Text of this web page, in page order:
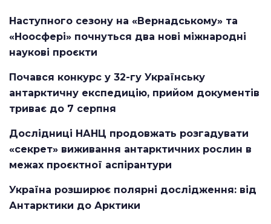
Наступного сезону на «Вернадському» та
«Ноосфері» почнуться два нові міжнародні
наукові проєкти
Почався конкурс у 32-гу Українську
антарктичну експедицію, прийом документів
триває до 7 серпня
Дослідниці НАНЦ продовжать розгадувати
«секрет» виживання антарктичних рослин в
межах проєктної аспірантури
Україна розширює полярні дослідження: від
Антарктики до Арктики